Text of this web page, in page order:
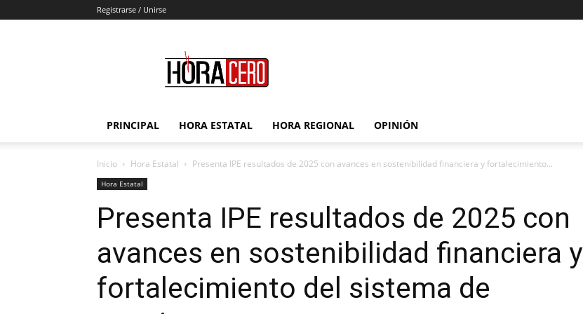
Registrarse / Unirse
Cero
PRINCIPAL HORA ESTATAL HORA REGIONAL OPINIÓN
Inicio Hora Estatal Presenta IPE resultados de 2025 con avances en sostenibilidad financiera y fortalecimiento...
Hora Estatal
Presenta IPE resultados de 2025 con
avances en sostenibilidad financiera y
fortalecimiento del sistema de